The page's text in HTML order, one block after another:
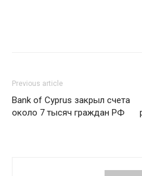
Previous article
Bank of Cyprus закрыл счета
около 7 тысяч граждан РФ